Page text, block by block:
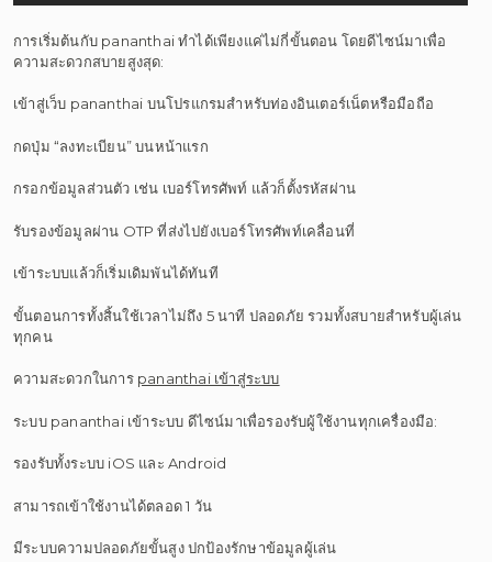
การเริ่มต้นกับ pananthai ทำได้เพียงแค่ไม่กี่ขั้นตอน โดยดีไซน์มาเพื่อ
ความสะดวกสบายสูงสุด:
เข้าสู่เว็บ pananthai บนโปรแกรมสำหรับท่องอินเตอร์เน็ตหรือมือถือ
กดปุ่ม “ลงทะเบียน” บนหน้าแรก
กรอกข้อมูลส่วนตัว เช่น เบอร์โทรศัพท์ แล้วก็ตั้งรหัสผ่าน
รับรองข้อมูลผ่าน OTP ที่ส่งไปยังเบอร์โทรศัพท์เคลื่อนที่
เข้าระบบแล้วก็เริ่มเดิมพันได้ทันที
ขั้นตอนการทั้งสิ้นใช้เวลาไม่ถึง 5 นาที ปลอดภัย รวมทั้งสบายสำหรับผู้เล่น
ทุกคน
ความสะดวกในการ pananthai เข้าสู่ระบบ
ระบบ pananthai เข้าระบบ ดีไซน์มาเพื่อรองรับผู้ใช้งานทุกเครื่องมือ:
รองรับทั้งระบบ iOS และ Android
สามารถเข้าใช้งานได้ตลอด 1 วัน
มีระบบความปลอดภัยขั้นสูง ปกป้องรักษาข้อมูลผู้เล่น